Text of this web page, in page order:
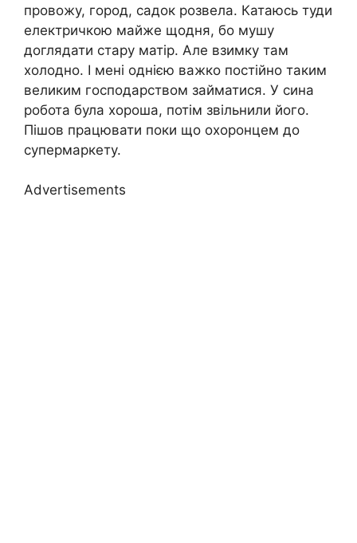
провожу, город, садок розвела. Катаюсь туди
електричкою майже щодня, бо мушу
доглядати стару матір. Але взимку там
холодно. І мені однією важко постійно таким
великим господарством займатися. У сина
робота була хороша, потім звільнили його.
Пішов працювати поки що охоронцем до
супермаркету.
Advertisements